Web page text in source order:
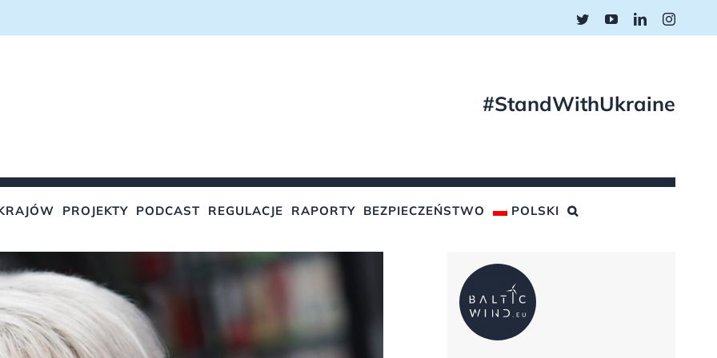
TwitterYouTubeLinkedIn
#StandWithUkraine
PROJEKTY PODCAST REGULACJE RAPORTY BEZPIECZEŃSTWO POLSKI